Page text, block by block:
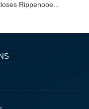
Nahtloses Rippenoberteil